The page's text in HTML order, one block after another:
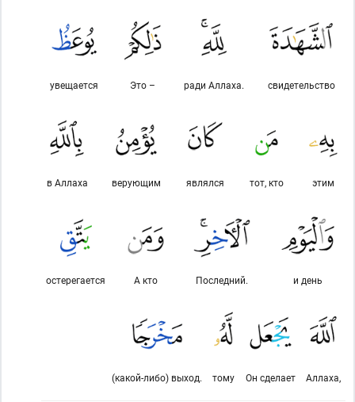
свидетельство
ради Аллаха.
Это –
увещается
этим
тот, кто
являлся
верующим
в Аллаха
и день
Последний.
А кто
остерегается
Аллаха,
Он сделает
тому
(какой-либо) выход.